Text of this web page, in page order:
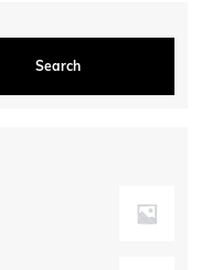
Search